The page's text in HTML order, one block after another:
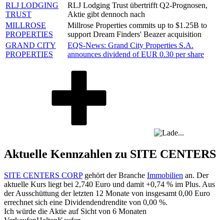
RLJ LODGING
TRUST
RLJ Lodging Trust übertrifft Q2-Prognosen,
Aktie gibt dennoch nach
MILLROSE
PROPERTIES
Millrose Properties commits up to $1.25B to
support Dream Finders' Beazer acquisition
GRAND CITY
PROPERTIES
EQS-News: Grand City Properties S.A.
announces dividend of EUR 0.30 per share
Aktuelle Kennzahlen zu SITE CENTERS
SITE CENTERS CORPgehört der Branche Immobilien an. Der
aktuelle Kurs liegt bei 2,740 Euro und damit +0,74 % im Plus. Aus
der Ausschüttung der letzten 12 Monate von insgesamt 0,00 Euro
errechnet sich eine Dividendendrendite von 0,00 %.
Ich würde die Aktie auf Sicht von 6 Monaten